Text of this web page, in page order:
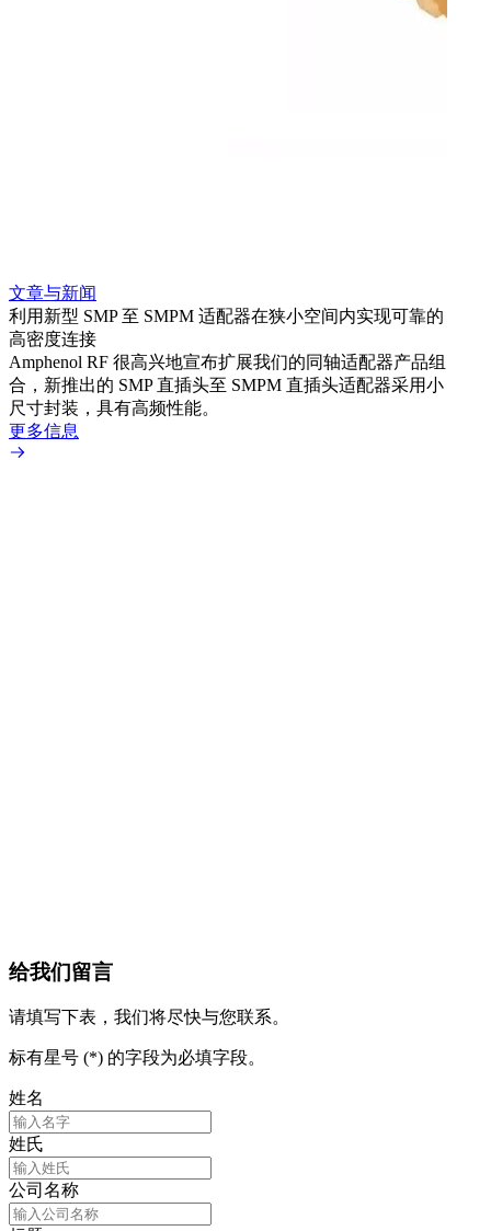
文章与新闻
利用新型 SMP 至 SMPM 适配器在狭小空间内实现可靠的
高密度连接
Amphenol RF 很高兴地宣布扩展我们的同轴适配器产品组
合，新推出的 SMP 直插头至 SMPM 直插头适配器采用小
尺寸封装，具有高频性能。
更多信息
给我们留言
请填写下表，我们将尽快与您联系。
标有星号 (*) 的字段为必填字段。
姓名
姓氏
公司名称